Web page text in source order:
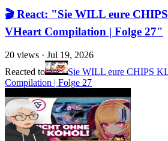
🎬 React: "Sie WILL eure
VHeart Compilation | Folge 27"
20 views · Jul 19, 2026
Reacted to
Sie WILL eure CHIPS
Compilation | Folge 27